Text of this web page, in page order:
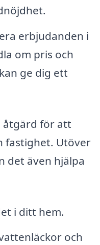
erbjudanden i
om pris och
ge dig ett
åtgärd för att
fastighet. Utöver
det även hjälpa
i ditt hem.
och